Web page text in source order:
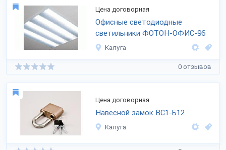
Цена договорная
Офисные светодиодные
светильники ФОТОН-ОФИС-96
Калуга
0 отзывов
Цена договорная
Навесной замок ВС1-Б12
Калуга